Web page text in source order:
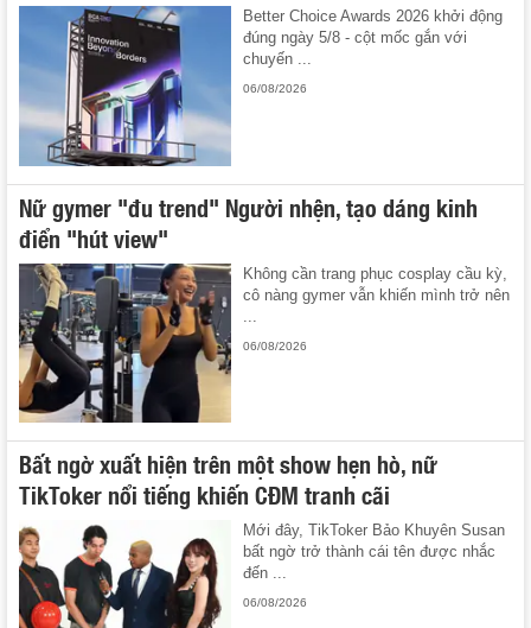
Better Choice Awards 2026 khởi động
đúng ngày 5/8 - cột mốc gắn với
chuyến ...
06/08/2026
Nữ gymer "đu trend" Người nhện, tạo dáng kinh
điển "hút view"
Không cần trang phục cosplay cầu kỳ,
cô nàng gymer vẫn khiến mình trở nên
06/08/2026
Bất ngờ xuất hiện trên một show hẹn hò, nữ
TikToker nổi tiếng khiến CĐM tranh cãi
Mới đây, TikToker Bảo Khuyên Susan
bất ngờ trở thành cái tên được nhắc
đến ...
06/08/2026